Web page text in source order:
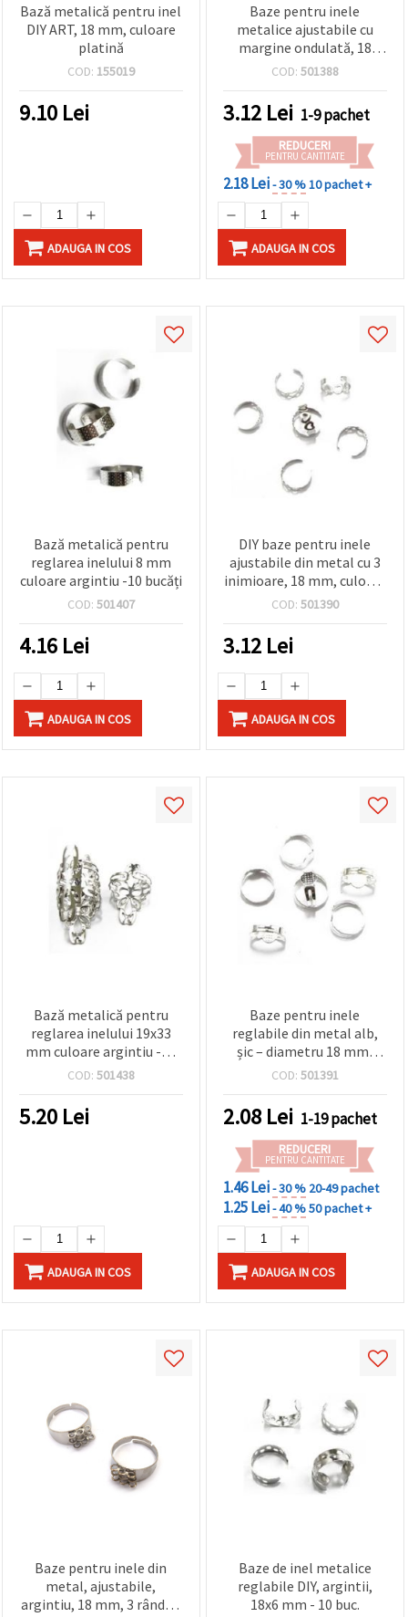
Bază metalică pentru inel
DIY ART, 18 mm, culoare
platină
COD: 155019
9.10 Lei
ADAUGA IN COS
Baze pentru inele
metalice ajustabile cu
margine ondulată, 18
mm, culoare argintie - set
COD: 501388
3.12 Lei 1-9 pachet
REDUCERI
PENTRU CANTITATE
2.18 Lei- 30 %10 pachet +
ADAUGA IN COS
Bază metalică pentru
reglarea inelului 8 mm
culoare argintiu -10 bucăți
COD: 501407
4.16 Lei
ADAUGA IN COS
DIY baze pentru inele
ajustabile din metal cu 3
inimioare, 18 mm, culoare
argintie, set 10 buc.
COD: 501390
3.12 Lei
ADAUGA IN COS
Bază metalică pentru
reglarea inelului 19x33
mm culoare argintiu -10
bucăți
COD: 501438
5.20 Lei
ADAUGA IN COS
Baze pentru inele
reglabile din metal alb,
șic – diametru 18 mm,
platou 8 mm, 10 buc. –
handmade, accesorii
fashion și proiecte DIY
COD: 501391
2.08 Lei 1-19 pachet
REDUCERI
PENTRU CANTITATE
1.46 Lei- 30 % 20-49 pachet
1.25 Lei- 40 %50 pachet +
ADAUGA IN COS
Baze pentru inele din
metal, ajustabile,
argintiu, 18 mm, 3 rânduri
Baze de inel metalice
reglabile DIY, argintii,
18x6 mm - 10 buc.